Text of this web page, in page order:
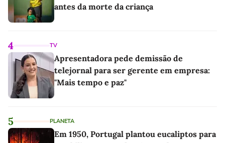
antes da morte da criança
4 TV
Apresentadora pede demissão de
telejornal para ser gerente em empresa:
"Mais tempo e paz"
5 PLANETA
Em 1950, Portugal plantou eucaliptos para